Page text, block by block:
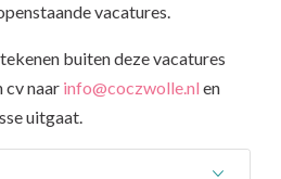
vacatures.
buiten deze vacatures
cv naar info@coczwolle.nl en
uitgaat.